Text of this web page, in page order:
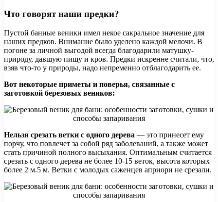
Что говорят наши предки?
Пустой банные веники имел некое сакральное значение для
наших предков. Внимание было уделено каждой мелочи. В
погоне за личной выгодой всегда благодарили матушку-
природу, давшую пищу и кров. Предки искренне считали, что,
взяв что-то у природы, надо непременно отблагодарить ее.
Вот некоторые приметы и поверья, связанные с
заготовкой березовых веников:
Нельзя срезать ветки с одного дерева — это принесет ему
порчу, что повлечет за собой ряд заболеваний, а также может
стать причиной полного высыхания. Оптимальным считается
срезать с одного дерева не более 10-15 веток, высота которых
более 2 м.5 м. Ветки с молодых саженцев априори не срезали.